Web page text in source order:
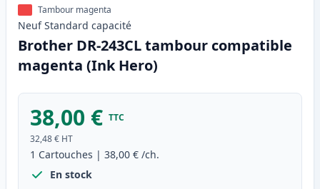
Tambour magenta
Neuf Standard capacité
Brother DR-243CL tambour compatible
magenta (Ink Hero)
38,00 € TTC
32,48 € HT
1 Cartouches | 38,00 € /ch.
En stock